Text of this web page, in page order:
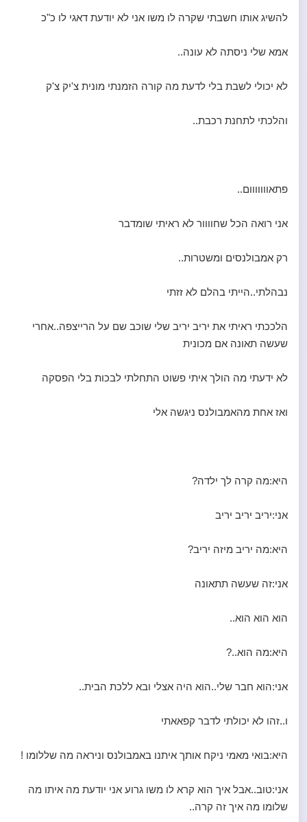
להשיג אותו חשבתי שקרה לו משו אני לא יודעת דאגי לו כ"כ
אמא שלי ניסתה לא עונה..
לא יכולי לשבת בלי לדעת מה קורה הזמנתי מונית צ'יק צ'ק
והלכתי לתחנת רכבת..
פתאווווווום..
אני רואה הכל שחוווור לא ראיתי שומדבר
רק אמבולנסים ומשטרות..
נבהלתי..הייתי בהלם לא זזתי
הלככתי ראיתי את יריב יריב שלי שוכב שם על הרייצפה..אחרי
שעשה תאונה אם מכונית
לא ידעתי מה הולך איתי פשוט התחלתי לבכות בלי הפסקה
ואז אחת מהאמבולנס ניגשה אלי
היא:מה קרה לך ילדה?
אני:יריב יריב יריב
היא:מה יריב מיזה יריב?
אני:זה שעשה תתאונה
הוא הוא הוא..
היא:מה הוא..?
אני:הוא חבר שלי..הוא היה אצלי ובא ללכת הבית..
ו..זהו לא יכולתי לדבר קפאאתי
היא:בואי מאמי ניקח אותך איתנו באמבולנס וניראה מה שללומו !
אני:טוב..אבל איך הוא קרא לו משו גרוע אני יודעת מה איתו מה
שלומו מה איך זה קרה..